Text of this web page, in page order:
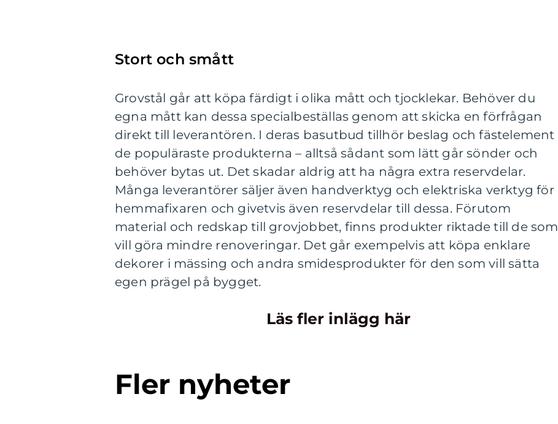
Stort och smått
Grovstål går att köpa färdigt i olika mått och tjocklekar. Behöver du
egna mått kan dessa specialbeställas genom att skicka en förfrågan
direkt till leverantören. I deras basutbud tillhör beslag och fästelement
de populäraste produkterna – alltså sådant som lätt går sönder och
behöver bytas ut. Det skadar aldrig att ha några extra reservdelar.
Många leverantörer säljer även handverktyg och elektriska verktyg för
hemmafixaren och givetvis även reservdelar till dessa. Förutom
material och redskap till grovjobbet, finns produkter riktade till de som
vill göra mindre renoveringar. Det går exempelvis att köpa enklare
dekorer i mässing och andra smidesprodukter för den som vill sätta
egen prägel på bygget.
Läs fler inlägg här
Fler nyheter